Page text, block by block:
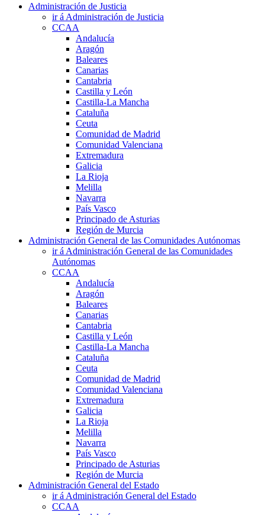
Administración de Justicia
ir á Administración de Justicia
CCAA
Andalucía
Aragón
Baleares
Canarias
Cantabria
Castilla y León
Castilla-La Mancha
Cataluña
Ceuta
Comunidad de Madrid
Comunidad Valenciana
Extremadura
Galicia
La Rioja
Melilla
Navarra
País Vasco
Principado de Asturias
Región de Murcia
Administración General de las Comunidades Autónomas
ir á Administración General de las Comunidades
Autónomas
CCAA
Andalucía
Aragón
Baleares
Canarias
Cantabria
Castilla y León
Castilla-La Mancha
Cataluña
Ceuta
Comunidad de Madrid
Comunidad Valenciana
Extremadura
Galicia
La Rioja
Melilla
Navarra
País Vasco
Principado de Asturias
Región de Murcia
Administración General del Estado
ir á Administración General del Estado
CCAA